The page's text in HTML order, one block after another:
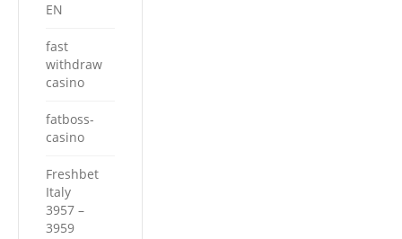
EN
fast
withdraw
casino
fatboss-
casino
Freshbet
Italy
3957 –
3959